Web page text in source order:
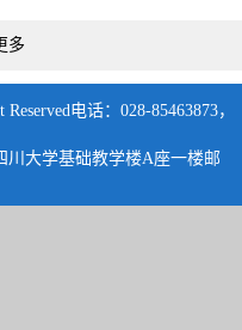
多
电话：028-85463873，
川大学基础教学楼A座一楼邮